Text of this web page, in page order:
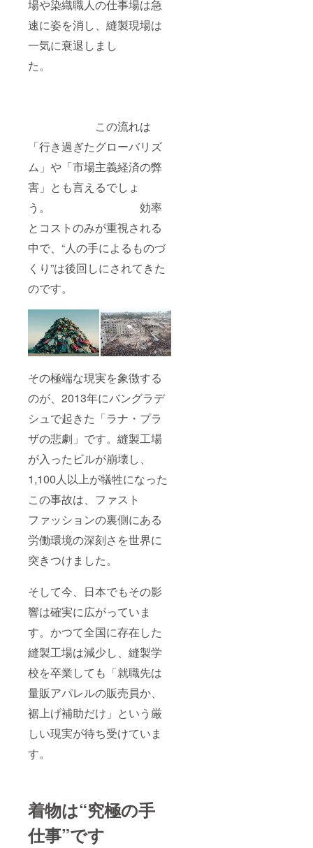
場や染織職人の仕事場は急
速に姿を消し、縫製現場は
一気に衰退しまし
た。
この流れは
「行き過ぎたグローバリズ
ム」や「市場主義経済の弊
害」とも言えるでしょ
う。 効率
とコストのみが重視される
中で、“人の手によるものづ
くり”は後回しにされてきた
のです。
その極端な現実を象徴する
のが、2013年にバングラデ
シュで起きた「ラナ・プラ
ザの悲劇」です。縫製工場
が入ったビルが崩壊し、
1,100人以上が犠牲になった
この事故は、ファスト
ファッションの裏側にある
労働環境の深刻さを世界に
突きつけました。
そして今、日本でもその影
響は確実に広がっていま
す。かつて全国に存在した
縫製工場は減少し、縫製学
校を卒業しても「就職先は
量販アパレルの販売員か、
裾上げ補助だけ」という厳
しい現実が待ち受けていま
す。
着物は“究極の手
仕事”です